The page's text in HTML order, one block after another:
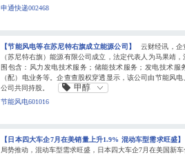
申通快递002468
【节能风电等在苏尼特右旗成立能源公司】
云财经讯，企
（苏尼特右旗）能源有限公司成立，法定代表人为马果靖
围包含：风力发电技术服务；储能技术服务；发电技术服
（配）电业务等。企查查股权穿透显示，该公司由节能风
公司共同持股。
甲醇
节能风电601016
【日本四大车企7月在美销量上升1.9% 混动车型需求旺盛
局势推动，混动车型需求旺盛，日本四大车企7月在美国新